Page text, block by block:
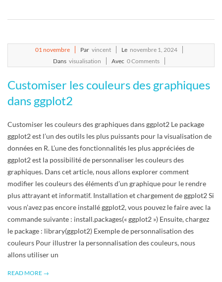
01 novembre Par vincent Le novembre 1, 2024
Dans visualisation Avec 0 Comments
Customiser les couleurs des graphiques
dans ggplot2
Customiser les couleurs des graphiques dans ggplot2 Le package
ggplot2 est l’un des outils les plus puissants pour la visualisation de
données en R. L’une des fonctionnalités les plus appréciées de
ggplot2 est la possibilité de personnaliser les couleurs des
graphiques. Dans cet article, nous allons explorer comment
modifier les couleurs des éléments d’un graphique pour le rendre
plus attrayant et informatif. Installation et chargement de ggplot2 Si
vous n’avez pas encore installé ggplot2, vous pouvez le faire avec la
commande suivante : install.packages(« ggplot2 ») Ensuite, chargez
le package : library(ggplot2) Exemple de personnalisation des
couleurs Pour illustrer la personnalisation des couleurs, nous
allons utiliser un
READ MORE →